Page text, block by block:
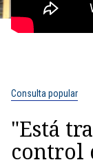
Consulta popular
"Está
control